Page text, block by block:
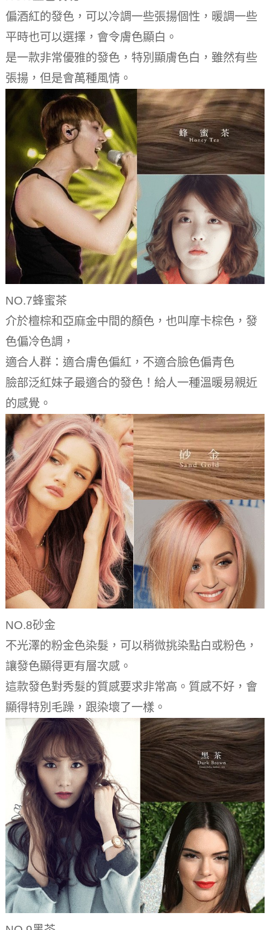
偏酒紅的發色，可以冷調一些張揚個性，暖調一些
平時也可以選擇，會令膚色顯白。
是一款非常優雅的發色，特別顯膚色白，雖然有些
張揚，但是會萬種風情。
NO.7蜂蜜茶
介於檀棕和亞麻金中間的顏色，也叫摩卡棕色，發
色偏冷色調，
適合人群：適合膚色偏紅，不適合臉色偏青色
臉部泛紅妹子最適合的發色！給人一種溫暖易親近
的感覺。
NO.8砂金
不光澤的粉金色染髮，可以稍微挑染點白或粉色，
讓發色顯得更有層次感。
這款發色對秀髮的質感要求非常高。質感不好，會
顯得特別毛躁，跟染壞了一樣。